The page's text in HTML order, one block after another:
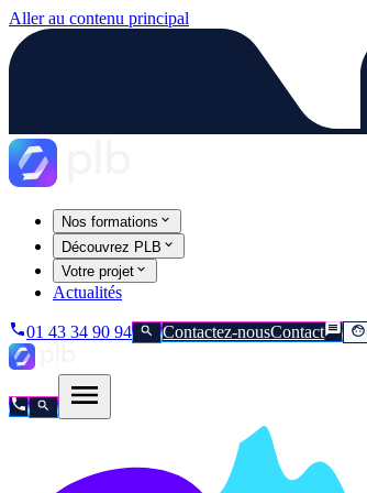
Aller au contenu principal
Nos formations
Découvrez PLB
Votre projet
Actualités
01 43 34 90 94 Contactez-nousContact